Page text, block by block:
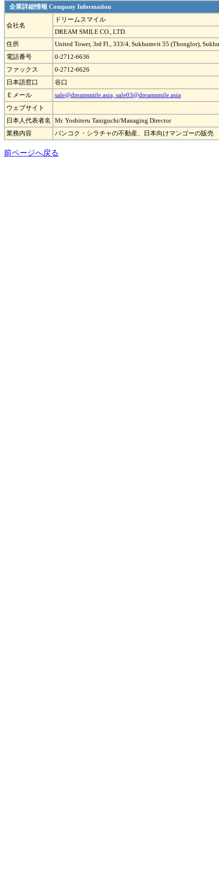
企業詳細情報 Company Information
会社名
ドリームスマイル
DREAM SMILE CO., LTD.
住所
United Tower, 3rd Fl., 333/4, Sukhumvit 55 (Thonglor),
電話番号
0-2712-6636
ファックス
0-2712-6626
日本語窓口
谷口
Ｅメール
sale@dreamsmile.asia, sale03@dreamsmile.asia
ウェブサイト
日本人代表者名
Mr. Yoshiteru Taniguchi/Managing Director
業務内容
バンコク・シラチャの不動産、日本向けマンゴーの販売
前ページへ戻る